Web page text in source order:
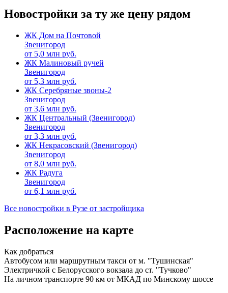
Новостройки за ту же цену рядом
ЖК Дом на Почтовой
Звенигород
от 5,0 млн руб.
ЖК Малиновый ручей
Звенигород
от 5,3 млн руб.
ЖК Серебряные звоны-2
Звенигород
от 3,6 млн руб.
ЖК Центральный (Звенигород)
Звенигород
от 3,3 млн руб.
ЖК Некрасовский (Звенигород)
Звенигород
от 8,0 млн руб.
ЖК Радуга
Звенигород
от 6,1 млн руб.
Все новостройки в Рузе от застройщика
Расположение на карте
Как добраться
Автобусом или маршрутным такси от м. "Тушинская"
Электричкой с Белорусского вокзала до ст. "Тучково"
На личном транспорте 90 км от МКАД по Минскому шоссе